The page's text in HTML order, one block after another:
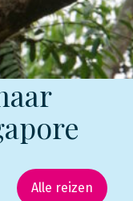
Alle reizen